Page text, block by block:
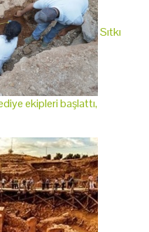
Sıtkı
ekipleri başlattı,